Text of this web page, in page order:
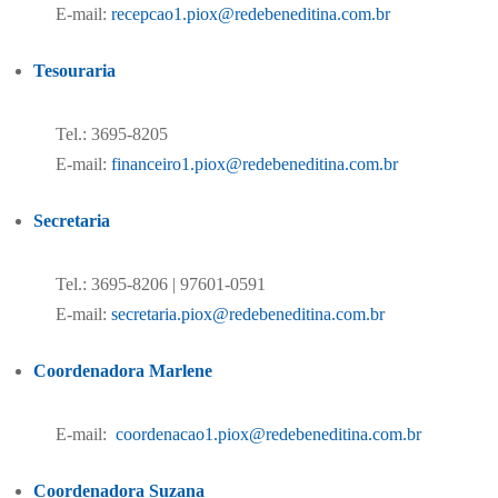
E-mail: recepcao1.piox@redebeneditina.com.br
Tesouraria
Tel.: 3695-8205
E-mail: financeiro1.piox@redebeneditina.com.br
Secretaria
Tel.: 3695-8206 | 97601-0591
E-mail: secretaria.piox@redebeneditina.com.br
Coordenadora Marlene
E-mail: coordenacao1.piox@redebeneditina.com.br
Coordenadora Suzana